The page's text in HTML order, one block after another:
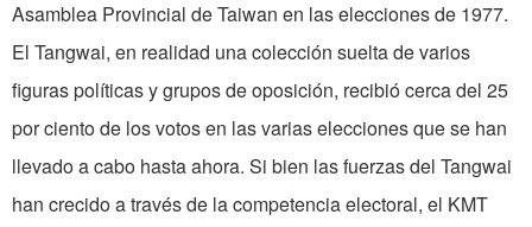
Asamblea Provincial de Taiwan en las elecciones de 1977.
El Tangwai, en realidad una colección suelta de varios
figuras políticas y grupos de oposición, recibió cerca del 25
por ciento de los votos en las varias elecciones que se han
llevado a cabo hasta ahora. Si bien las fuerzas del Tangwai
han crecido a través de la competencia electoral, el KMT